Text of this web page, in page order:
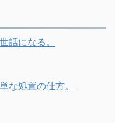
話になる。
な処置の仕方。